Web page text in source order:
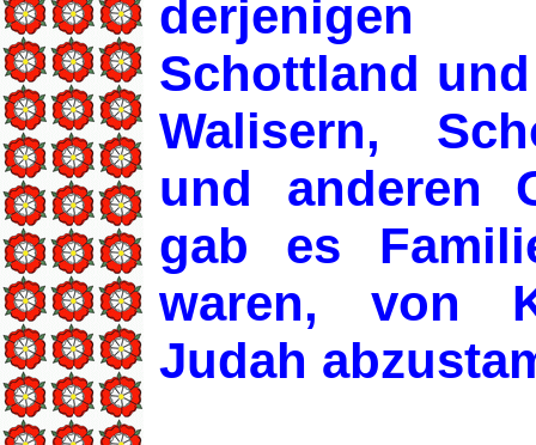
derjenigen
Schottland
Walisern,
und anderen
gab es
waren, von
Judah